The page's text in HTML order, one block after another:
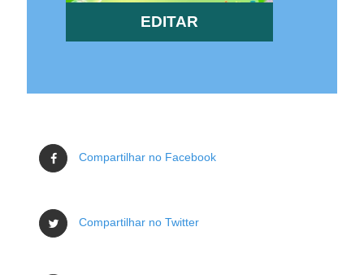
EDITAR
Compartilhar no Facebook
Compartilhar no Twitter